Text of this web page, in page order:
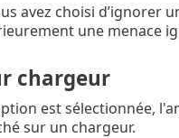
avez choisi d’ignorer
une menace
chargeur
est sélectionnée,
sur un chargeur.